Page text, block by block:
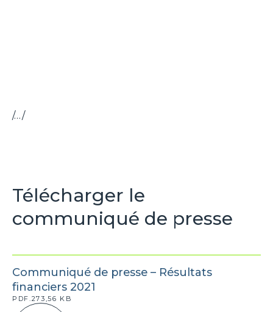
/…/
Télécharger le
communiqué de presse
Communiqué de presse – Résultats
financiers 2021
PDF.273,56 KB